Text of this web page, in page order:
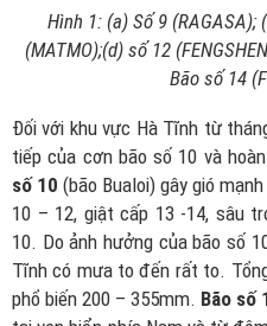
Hình 1: (a) Số 9 (RAGASA);
(MATMO);(d) số 12 (
Bão số 14
Đối với khu vực Hà Tĩnh từ
tiếp của cơn bão số 10 và
số 10 (bão Bualoi) gây gió
10 – 12, giật cấp 13 -14, sâu
10. Do ảnh hưởng của bão số
Tĩnh có mưa to đến rất to.
phổ biến 200 – 355mm. Bão số